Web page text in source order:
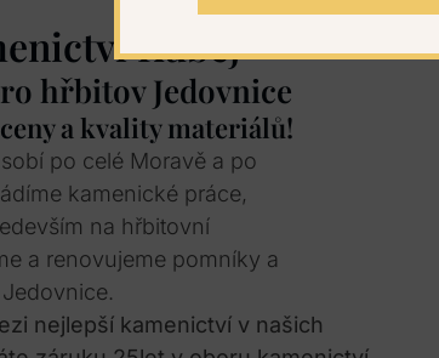
Kuběj
hřbitov Jedovnice
a kvality materiálů!
po celé Moravě a po
kamenické práce,
na hřbitovní
a renovujeme pomníky a
nejlepší kamenictví v našich